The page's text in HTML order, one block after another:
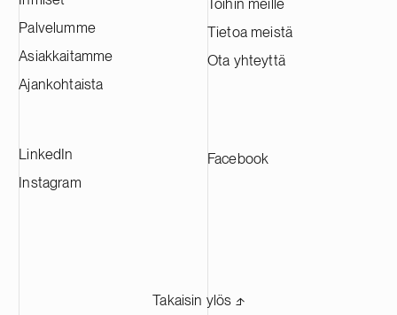
000 tonnia katodiaktiivimateriaalia.
Tehtaasta tulee yksi Euroopan suurimmista
CAM-tuotantolaitoksista, ja se tulee
toimittamaan materiaaleja johtaville
Palvelumme
Asiakkaitamme
Ajankohtaista
Töihin meille
Tietoa meistä
Ota yhteyttä
LinkedIn
Instagram
Facebook
Takaisin ylös ⬏